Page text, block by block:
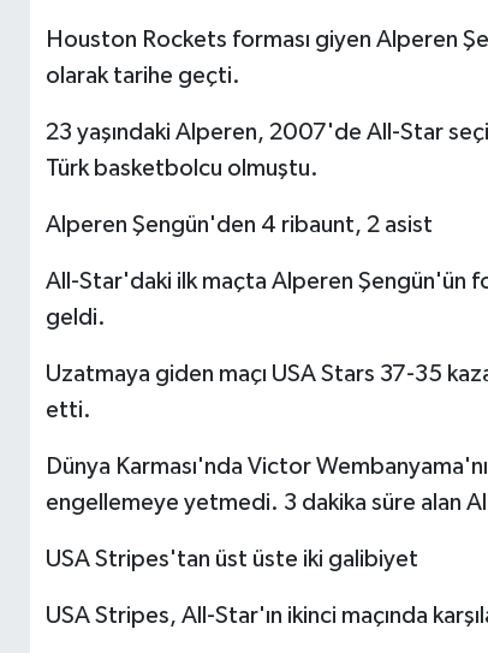
Houston Rockets forması giyen Alperen
olarak tarihe geçti.
23 yaşındaki Alperen, 2007'de All-Star
Türk basketbolcu olmuştu.
Alperen Şengün'den 4 ribaunt, 2 asist
All-Star'daki ilk maçta Alperen Şengün'ün
geldi.
Uzatmaya giden maçı USA Stars 37-35
etti.
Dünya Karması'nda Victor
engellemeye yetmedi. 3 dakika süre alan
USA Stripes'tan üst üste iki galibiyet
USA Stripes, All-Star'ın ikinci maçında